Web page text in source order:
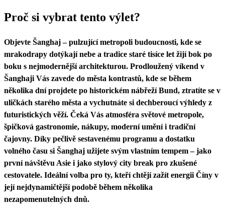
Proč si vybrat tento výlet?
Objevte Šanghaj – pulzující metropoli budoucnosti, kde se
mrakodrapy dotýkají nebe a tradice staré tisíce let žijí bok po
boku s nejmodernější architekturou. Prodloužený víkend v
Šanghaji Vás zavede do města kontrastů, kde se během
několika dní projdete po historickém nábřeží Bund, ztratíte se v
uličkách starého města a vychutnáte si dechberoucí výhledy z
futuristických věží. Čeká Vás atmosféra světové metropole,
špičková gastronomie, nákupy, moderní umění i tradiční
čajovny. Díky pečlivě sestavenému programu a dostatku
volného času si Šanghaj užijete svým vlastním tempem – jako
první návštěvu Asie i jako stylový city break pro zkušené
cestovatele. Ideální volba pro ty, kteří chtějí zažít energii Číny v
její nejdynamičtější podobě během několika
nezapomenutelných dnů.